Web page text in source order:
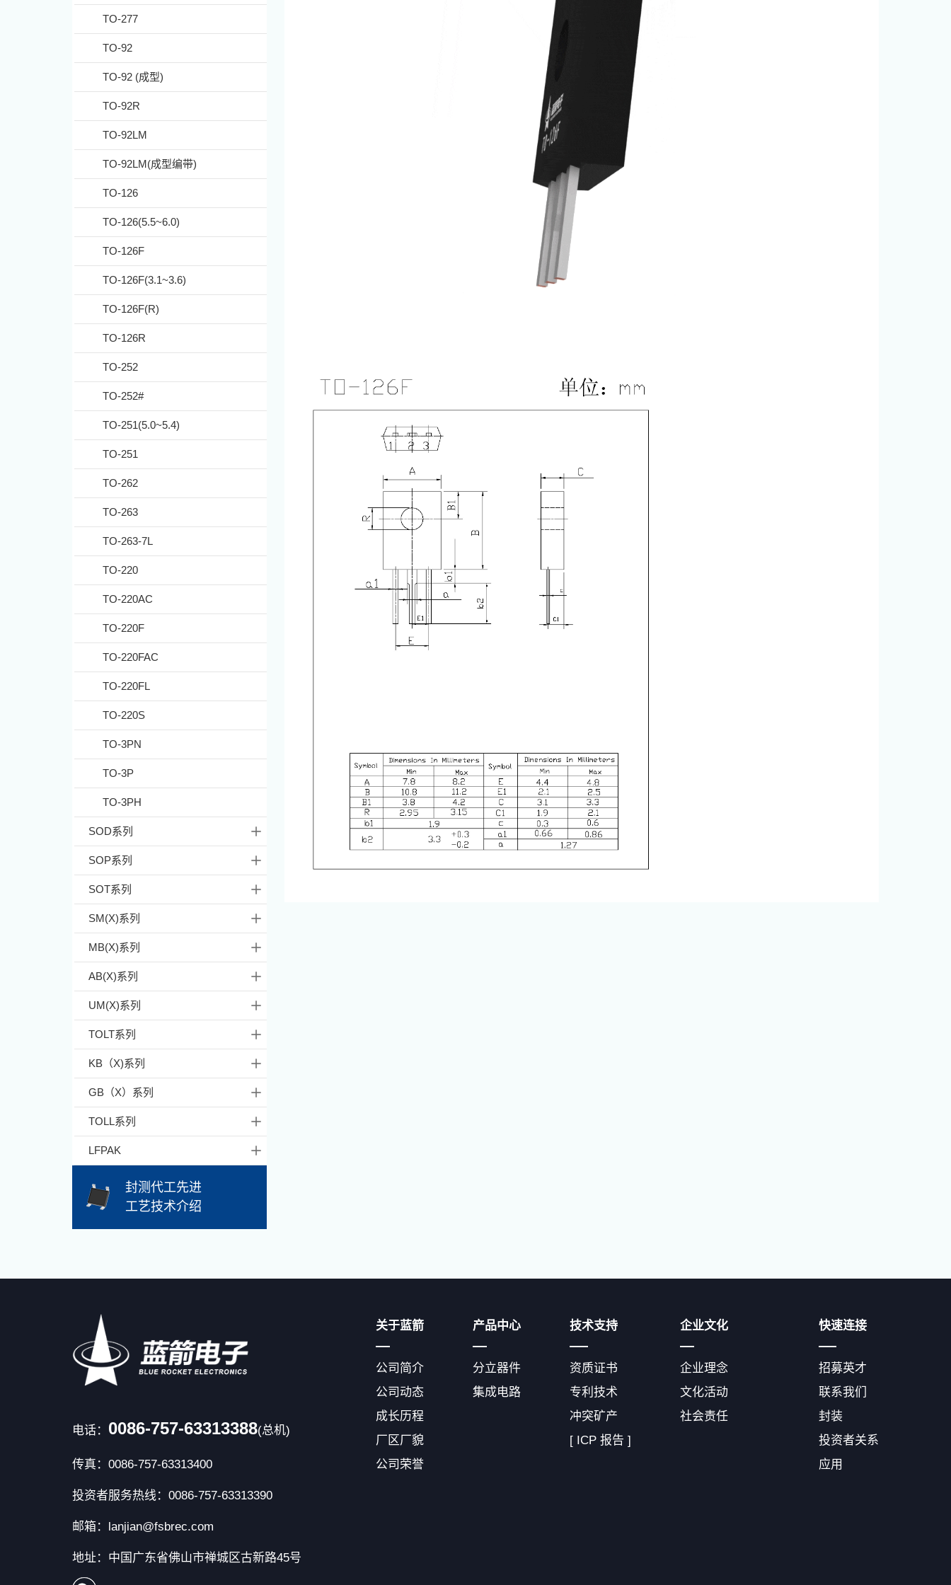
TO-277
TO-92
TO-92 (成型)
TO-92R
TO-92LM
TO-92LM(成型编带)
TO-126
TO-126(5.5~6.0)
TO-126F
TO-126F(3.1~3.6)
TO-126F(R)
TO-126R
TO-252
TO-252#
TO-251(5.0~5.4)
TO-251
TO-262
TO-263
TO-263-7L
TO-220
TO-220AC
TO-220F
TO-220FAC
TO-220FL
TO-220S
TO-3PN
TO-3P
TO-3PH
SOD系列
SOP系列
SOT系列
SM(X)系列
MB(X)系列
AB(X)系列
UM(X)系列
TOLT系列
KB（X)系列
GB（X）系列
TOLL系列
LFPAK
封测代工先进
工艺技术介绍
电话： 0086-757-63313388(总机)
传真：0086-757-63313400
投资者服务热线：0086-757-63313390
邮箱：lanjian@fsbrec.com
地址：中国广东省佛山市禅城区古新路45号
关于蓝箭
公司简介
公司动态
成长历程
厂区厂貌
公司荣誉
产品中心
分立器件
集成电路
技术支持
资质证书
专利技术
冲突矿产
[ ICP 报告 ]
企业文化
企业理念
文化活动
社会责任
快速连接
招募英才
联系我们
封装
投资者关系
应用